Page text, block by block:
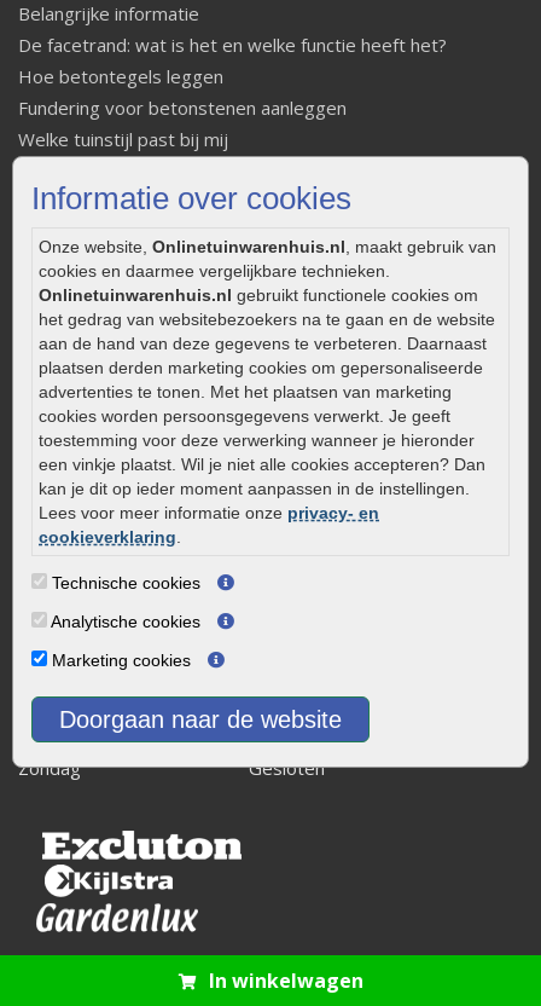
Informatie over cookies
Onze website, Onlinetuinwarenhuis.nl , maakt gebruik van
cookies en daarmee vergelijkbare technieken.
Onlinetuinwarenhuis.nl gebruikt functionele cookies om
het gedrag van websitebezoekers na te gaan en de website
aan de hand van deze gegevens te verbeteren. Daarnaast
plaatsen derden marketing cookies om gepersonaliseerde
advertenties te tonen. Met het plaatsen van marketing
cookies worden persoonsgegevens verwerkt. Je geeft
toestemming voor deze verwerking wanneer je hieronder
een vinkje plaatst. Wil je niet alle cookies accepteren? Dan
kan je dit op ieder moment aanpassen in de instellingen.
Lees voor meer informatie onze privacy- en
cookieverklaring
Technische cookies
Analytische cookies
Marketing cookies
Doorgaan naar de website
In winkelwagen
Belangrijke informatie
De facetrand: wat is het en welke functie heeft het?
Hoe betontegels leggen
Fundering voor betonstenen aanleggen
Welke tuinstijl past bij mij
Legverbanden gebakken bestrating
Aanlegtips voor gebakken bestrating
Zelf een terras aanleggen
Kleine stadstuin inrichten
0320 – 219170
Kaapstanderweg 41
8243 RB Lelystad
info@onlinetuinwarenhuis.nl
Routebeschrijving
Openingstijden
Maandag
Dinsdag
Donderdag
Vrijdag
08:00 - 17:00
Zaterdag
08:00 - 15.00
Zondag
Gesloten